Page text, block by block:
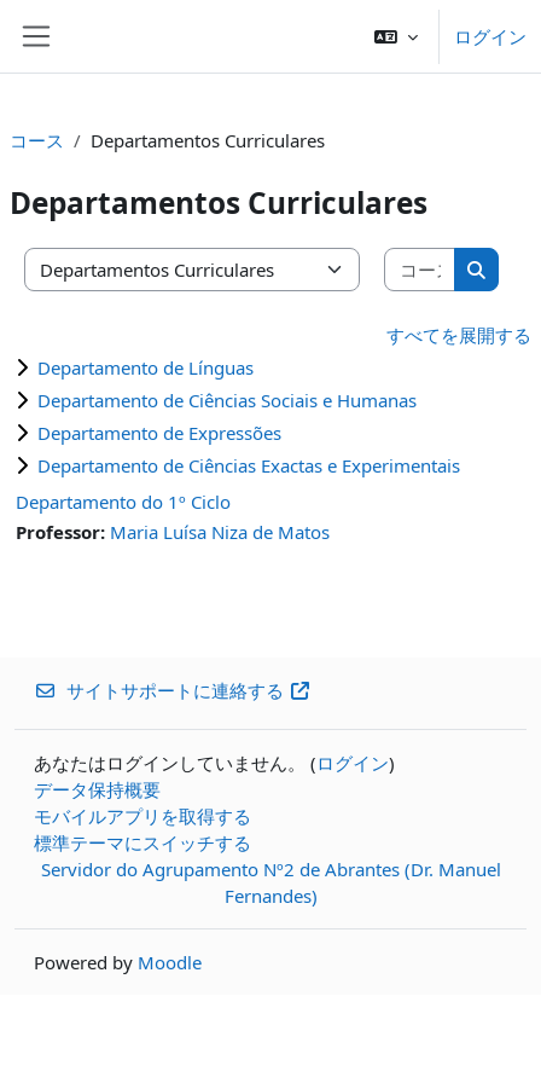
ログイン
コース Departamentos Curriculares
Departamentos Curriculares
コースカテゴリ
コースを
コース
すべてを展開する
Departamento de Línguas
Departamento de Ciências Sociais e Humanas
Departamento de Expressões
Departamento de Ciências Exactas e Experimentais
Departamento do 1º Ciclo
Professor: Maria Luísa Niza de Matos
サイトサポートに連絡する
あなたはログインしていません。 (ログイン)
データ保持概要
モバイルアプリを取得する
標準テーマにスイッチする
Servidor do Agrupamento Nº2 de Abrantes (Dr. Manuel
Fernandes)
Powered by Moodle